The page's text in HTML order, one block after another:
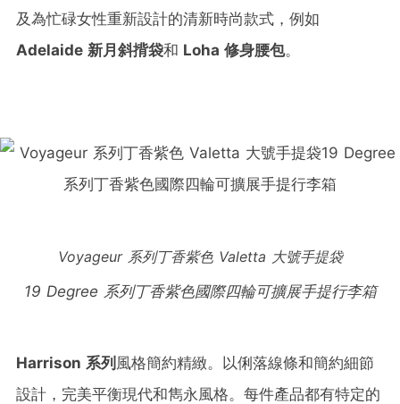
及為忙碌女性重新設計的清新時尚款式，例如
Adelaide 新月斜揹袋和 Loha 修身腰包。
Voyageur 系列丁香紫色Valetta 大號手提袋
19 Degree 系列丁香紫色國際四輪可擴展手提行李箱
Harrison 系列 風格簡約精緻。以俐落線條和簡約細節
設計，完美平衡現代和雋永風格。每件產品都有特定的